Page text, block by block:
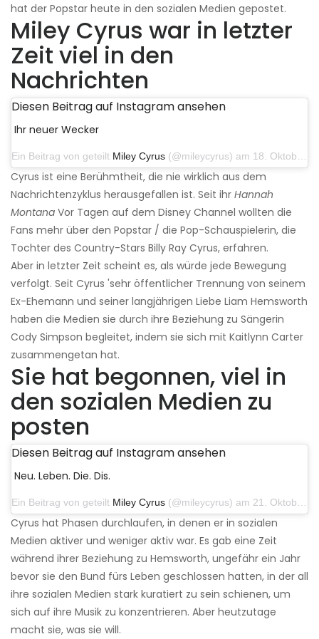
hat der Popstar heute in den sozialen Medien gepostet.
Miley Cyrus war in letzter
Zeit viel in den
Nachrichten
Diesen Beitrag auf Instagram ansehen
Ihr neuer Wecker
Ein Beitrag von geteilt Miley Cyrus (@mileycyrus) am 18. Oktober 2019 um 19:03 Uhr PDT
Cyrus ist eine Berühmtheit, die nie wirklich aus dem
Nachrichtenzyklus herausgefallen ist. Seit ihr Hannah
Montana Vor Tagen auf dem Disney Channel wollten die
Fans mehr über den Popstar / die Pop-Schauspielerin, die
Tochter des Country-Stars Billy Ray Cyrus, erfahren.
Aber in letzter Zeit scheint es, als würde jede Bewegung
verfolgt. Seit Cyrus 'sehr öffentlicher Trennung von seinem
Ex-Ehemann und seiner langjährigen Liebe Liam Hemsworth
haben die Medien sie durch ihre Beziehung zu Sängerin
Cody Simpson begleitet, indem sie sich mit Kaitlynn Carter
zusammengetan hat.
Sie hat begonnen, viel in
den sozialen Medien zu
posten
Diesen Beitrag auf Instagram ansehen
Neu. Leben. Die. Dis.
Ein Beitrag von geteilt Miley Cyrus (@mileycyrus) am 21. Oktober 2019 um 12:31 Uhr PDT
Cyrus hat Phasen durchlaufen, in denen er in sozialen
Medien aktiver und weniger aktiv war. Es gab eine Zeit
während ihrer Beziehung zu Hemsworth, ungefähr ein Jahr
bevor sie den Bund fürs Leben geschlossen hatten, in der all
ihre sozialen Medien stark kuratiert zu sein schienen, um
sich auf ihre Musik zu konzentrieren. Aber heutzutage
macht sie, was sie will.